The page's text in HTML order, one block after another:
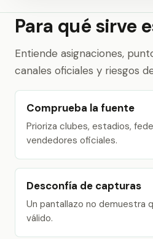
Para qué sirve
Entiende asignaciones,
canales oficiales y riesgos
Comprueba la fuente
Prioriza clubes, estadios,
vendedores oficiales.
Desconfía de capturas
Un pantallazo no demuestra
válido.